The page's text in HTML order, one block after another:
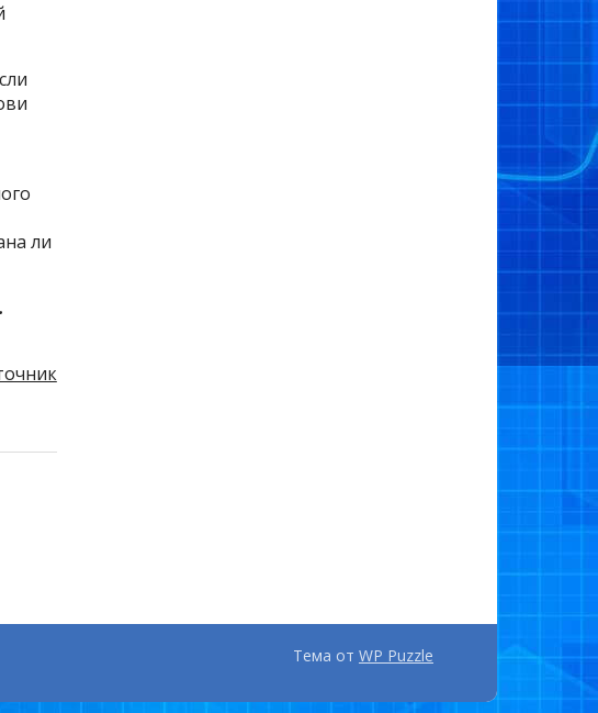
ли
Тема от WP Puzzle